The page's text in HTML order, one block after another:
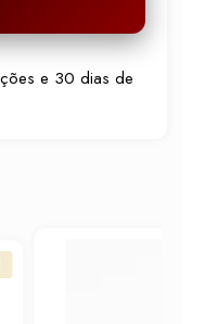
e 30 dias de